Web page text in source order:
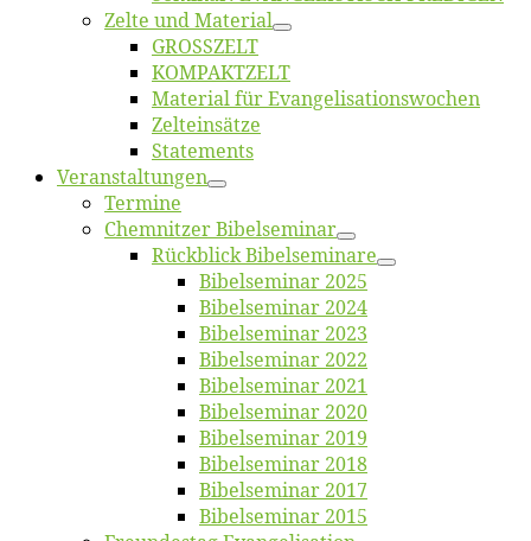
Zel­te und Material
GROSSZELT
KOMPAKTZELT
Ma­te­ri­al für Evangelisationswochen
Zelt­ein­sät­ze
State­ments
Ver­an­stal­tun­gen
Ter­mi­ne
Chemnit­zer Bibelseminar
Rück­blick Bibelseminare
Bi­bel­se­mi­nar 2025
Bi­bel­se­mi­nar 2024
Bi­bel­se­mi­nar 2023
Bi­bel­se­mi­nar 2022
Bi­bel­se­mi­nar 2021
Bi­bel­se­mi­nar 2020
Bi­bel­se­mi­nar 2019
Bi­bel­se­mi­nar 2018
Bibelsemi­nar 2017
Bibelsemi­nar 2015